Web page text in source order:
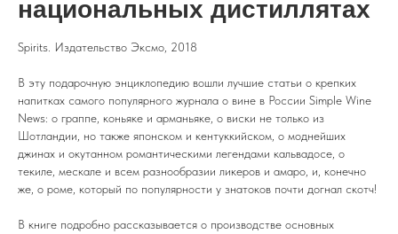
национальных дистиллятах
Spirits. Издательство Эксмо, 2018
В эту подарочную энциклопедию вошли лучшие статьи о крепких
напитках самого популярного журнала о вине в России Simple Wine
News: о граппе, коньяке и арманьяке, о виски не только из
Шотландии, но также японском и кентуккийском, о моднейших
джинах и окутанном романтическими легендами кальвадосе, о
текиле, мескале и всем разнообразии ликеров и амаро, и, конечно
же, о роме, который по популярности у знатоков почти догнал скотч!
В книге подробно рассказывается о производстве основных